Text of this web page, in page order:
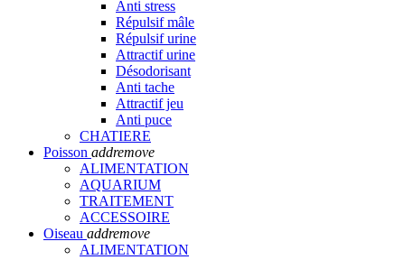
Anti stress
Répulsif mâle
Répulsif urine
Attractif urine
Désodorisant
Anti tache
Attractif jeu
Anti puce
CHATIERE
Poisson addremove
ALIMENTATION
AQUARIUM
TRAITEMENT
ACCESSOIRE
Oiseau addremove
ALIMENTATION